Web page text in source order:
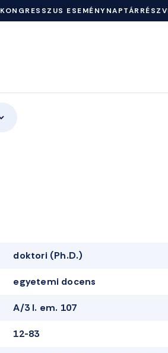
KONGRESSZUS ESEMÉNYNAPTÁR
doktori (Ph.D.)
egyetemi docens
A/3 I. em. 107
12-83